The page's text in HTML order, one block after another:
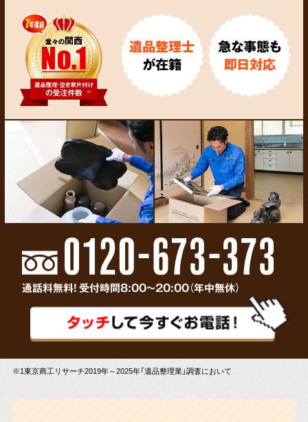
遺品整理士
が在籍
急な事態も
即日対応
通話料無料! 受付時間8:00～20:00（年中無休）
※1東京商工リサーチ2019年～2025年「遺品整理業」調査において